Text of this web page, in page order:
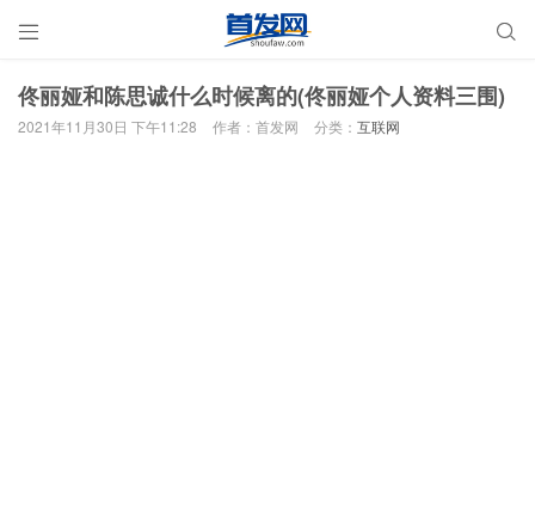
 
佟丽娅和陈思诚什么时候离的(佟丽娅个人资料三围)
2021年11月30日 下午11:28 作者：首发网 分类： 互联网